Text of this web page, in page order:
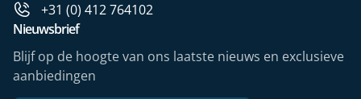
+31 (0) 412 764102
Nieuwsbrief
Blijf op de hoogte van ons laatste nieuws en exclusieve
aanbiedingen